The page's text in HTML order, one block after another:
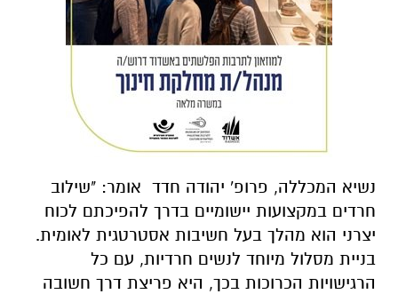
נשיא המכללה, פרופ' יהודה חדד אומר: "שילוב
חרדים במקצועות יישומיים בדרך להפיכתם לכוח
יצרני הוא מהלך בעל חשיבות אסטרטגית לאומית.
בניית מסלול מיוחד לנשים חרדיות, עם כל
הרגישויות הכרוכות בכך, היא פריצת דרך חשובה